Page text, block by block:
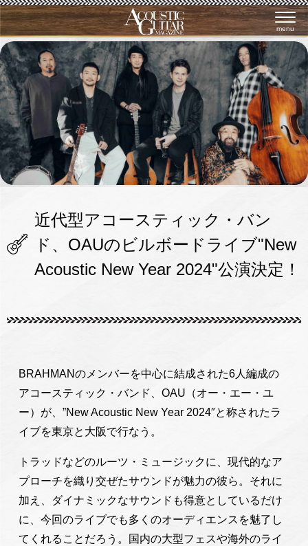
menu
近代型アコースティック・バン
ド、OAUのビルボードライブ"New
Acoustic New Year 2024"公演決定！
BRAHMANのメンバーを中心に結成された6人編成の
アコースティック・バンド、OAU（オー・エー・ユ
ー）が、”New Acoustic New Year 2024″と称されたラ
イブを東京と大阪で行なう。
トラッドなどのルーツ・ミュージックに、現代的なア
プローチを織り交ぜたサウンドが魅力の彼ら。それに
加え、ダイナミックなサウンドも得意としているだけ
に、今回のライブでも多くのオーディエンスを魅了し
てくれることだろう。国内の大型フェスや海外のライ